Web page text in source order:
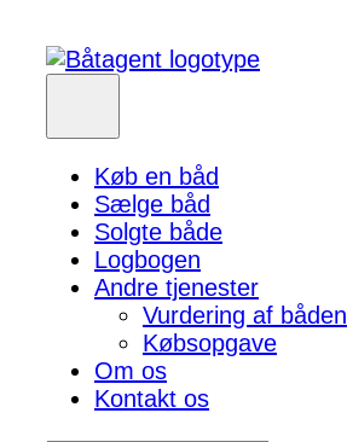
Køb en båd
Sælge båd
Solgte både
Logbogen
Andre tjenester
Vurdering af båden
Købsopgave
Om os
Kontakt os